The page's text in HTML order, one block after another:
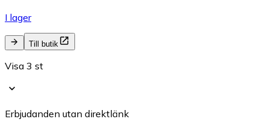
I lager
Till butik
Visa 3 st
Erbjudanden utan direktlänk